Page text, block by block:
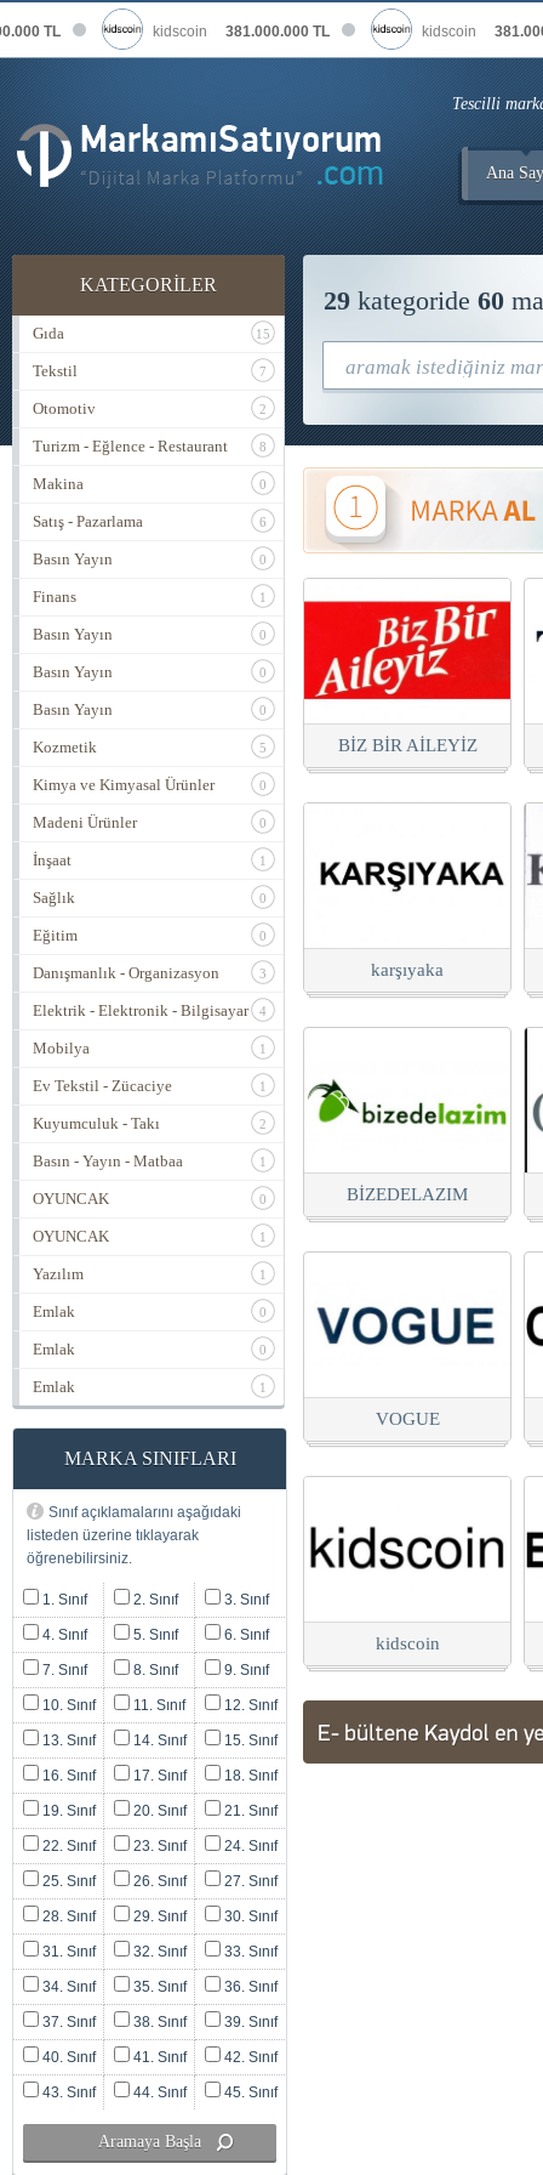
TL kidscoin 381.000.000 TL kidscoin
Tescilli
Ana
29 kategoride 60
BİZ BİR AİLEYİZ
karşıyaka
BİZEDELAZIM
VOGUE
kidscoin
KATEGORİLER
Gıda 15
Tekstil 7
Otomotiv 2
Turizm - Eğlence - Restaurant 8
Makina 0
Satış - Pazarlama 6
Basın Yayın 0
Finans 1
Basın Yayın 0
Basın Yayın 0
Basın Yayın 0
Kozmetik 5
Kimya ve Kimyasal Ürünler 0
Madeni Ürünler 0
İnşaat 1
Sağlık 0
Eğitim 0
Danışmanlık - Organizasyon 3
Elektrik - Elektronik - Bilgisayar 4
Mobilya 1
Ev Tekstil - Zücaciye 1
Kuyumculuk - Takı 2
Basın - Yayın - Matbaa 1
OYUNCAK 0
OYUNCAK 1
Yazılım 1
Emlak 0
Emlak 0
Emlak 1
MARKA SINIFLARI
Sınıf açıklamalarını aşağıdaki
listeden üzerine tıklayarak
öğrenebilirsiniz.
1. Sınıf 2. Sınıf 3. Sınıf
4. Sınıf 5. Sınıf 6. Sınıf
7. Sınıf 8. Sınıf 9. Sınıf
10. Sınıf 11. Sınıf 12. Sınıf
13. Sınıf 14. Sınıf 15. Sınıf
16. Sınıf 17. Sınıf 18. Sınıf
19. Sınıf 20. Sınıf 21. Sınıf
22. Sınıf 23. Sınıf 24. Sınıf
25. Sınıf 26. Sınıf 27. Sınıf
28. Sınıf 29. Sınıf 30. Sınıf
31. Sınıf 32. Sınıf 33. Sınıf
34. Sınıf 35. Sınıf 36. Sınıf
37. Sınıf 38. Sınıf 39. Sınıf
40. Sınıf 41. Sınıf 42. Sınıf
43. Sınıf 44. Sınıf 45. Sınıf